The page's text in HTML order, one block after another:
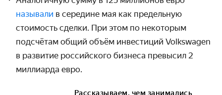
называли в середине мая как предельную
стоимость сделки. При этом по некоторым
подсчётам общий объём инвестиций Volkswagen
в развитие российского бизнеса превысил 2
миллиарда евро.
Рассказываем, чем занимались